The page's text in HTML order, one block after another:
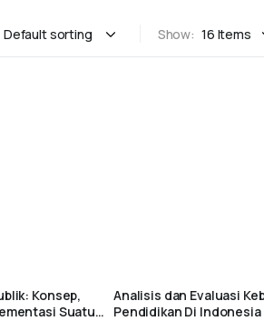
Show:
Konsep,
Suatu
Analisis dan Evaluasi
Pendidikan Di Indonesia